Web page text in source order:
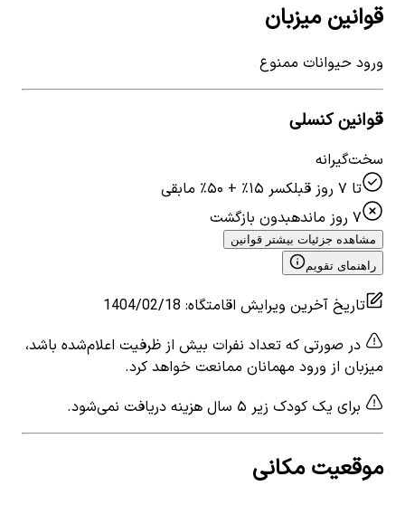
قوانین میزبان
ورود حیوانات ممنوع
قوانین کنسلی
سخت‌گیرانه
تا ۷ روز قبل
کسر ۱۵٪ + ۵۰٪ مابقی
۷ روز مانده
بدون بازگشت
مشاهده جزئیات بیشتر قوانین
راهنمای تقویم
تاریخ آخرین ویرایش اقامتگاه:
1404/02/18
در صورتی که تعداد نفرات بیش از ظرفیت اعلام‌شده باشد،
میزبان از ورود مهمانان ممانعت خواهد کرد.
برای یک کودک زیر ۵ سال هزینه دریافت نمی‌شود.
موقعیت مکانی